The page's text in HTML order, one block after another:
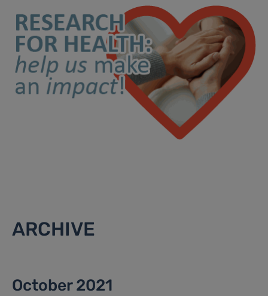
ARCHIVE
October 2021